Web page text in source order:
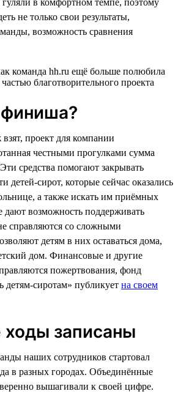
не только свои результаты,
возможность сравнения
проект для компании
честными прогулками сумма
средства помогают закрывать
детей-сирот, которые сейчас оказались
а также искать им приёмных
дают возможность поддерживать
справляются со сложными
детям в них оставаться дома,
дом. Финансовые и другие
пожертвования, фонд
сиротам» публикует на своем
ходы записаны
наших сотрудников стартовал
в разных городах. Объединённые
вышагивали к своей цифре.